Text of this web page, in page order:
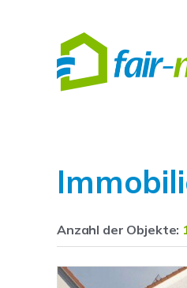
Anzahl der Objekte: